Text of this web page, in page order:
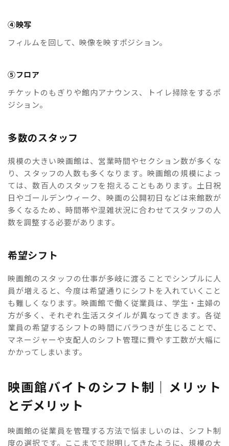
④映写
フィルムを回して、映像を映すポジション。
⑤フロア
チケットのもぎりや館内アナウンス、トイレ掃除をするポ
ジション。
多数のスタッフ
規模の大きい映画館は、営業時間やセクション数が多くな
り、スタッフの人数も多くなります。映画館の規模によっ
ては、数百人のスタッフを抱えることもあります。土日祝
日やゴールデンウィーク、映画の公開初日などは来館数が
多くなるため、時間帯や混雑状況に合わせてスタッフの人
数を調整する必要があります。
希望シフト
映画館のスタッフの仕事が多岐に渡ることでシンプルに人
員が増えると、今度は希望通りにシフトを入れていくこと
も難しくなります。映画館で働く従業員は、学生・主婦の
方が多く、それぞれ生活スタイルが異なってきます。各従
業員の希望するシフトの時間にバラつきが生じることで、
マネージャーや支配人のシフト管理に費やす工数が大幅に
かかってしまいます。
映画館バイトのシフト制｜メリット
とデメリット
映画館の従業員を管理する方法で悩ましいのは、シフト制
度の選択です。ここまでで説明してきたように、規模の大